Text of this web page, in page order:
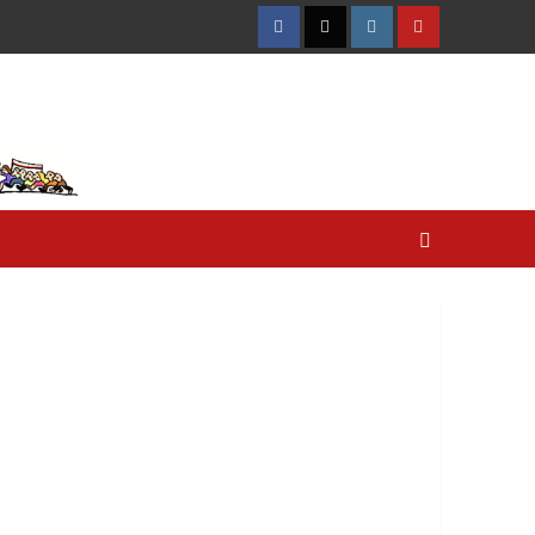
FacebookTwitterInstagramYouTube